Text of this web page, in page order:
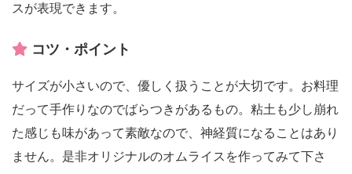
スが表現できます。
コツ・ポイント
サイズが小さいので、優しく扱うことが大切です。お料理
だって手作りなのでばらつきがあるもの。粘土も少し崩れ
た感じも味があって素敵なので、神経質になることはあり
ません。是非オリジナルのオムライスを作ってみて下さ